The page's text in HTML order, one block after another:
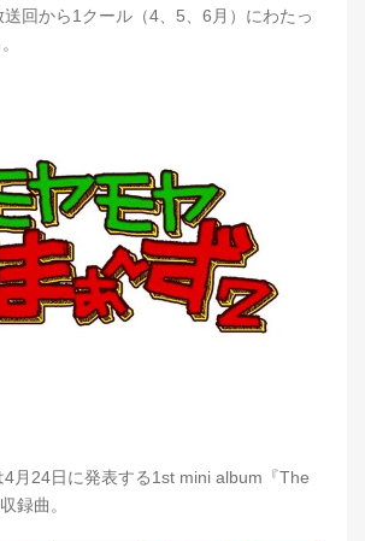
回から1クール（4、5、6月）にわたっ
4月24日に発表する1st mini album『The
録曲。